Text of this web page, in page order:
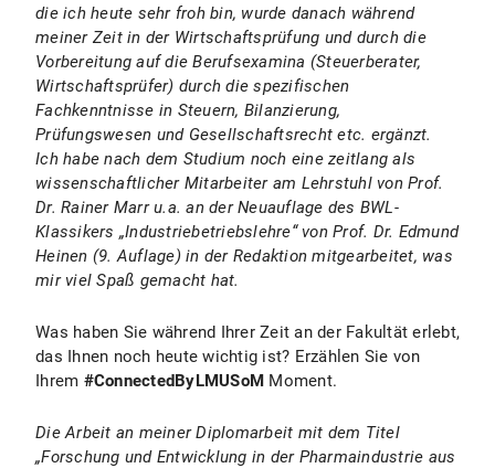
die ich heute sehr froh bin, wurde danach während
meiner Zeit in der Wirtschaftsprüfung und durch die
Vorbereitung auf die Berufsexamina (Steuerberater,
Wirtschaftsprüfer) durch die spezifischen
Fachkenntnisse in Steuern, Bilanzierung,
Prüfungswesen und Gesellschaftsrecht etc. ergänzt.
Ich habe nach dem Studium noch eine zeitlang als
wissenschaftlicher Mitarbeiter am Lehrstuhl von Prof.
Dr. Rainer Marr u.a. an der Neuauflage des BWL-
Klassikers „Industriebetriebslehre“ von Prof. Dr. Edmund
Heinen (9. Auflage) in der Redaktion mitgearbeitet, was
mir viel Spaß gemacht hat.
Was haben Sie während Ihrer Zeit an der Fakultät erlebt,
das Ihnen noch heute wichtig ist? Erzählen Sie von
Ihrem #ConnectedByLMUSoM Moment.
Die Arbeit an meiner Diplomarbeit mit dem Titel
„Forschung und Entwicklung in der Pharmaindustrie aus